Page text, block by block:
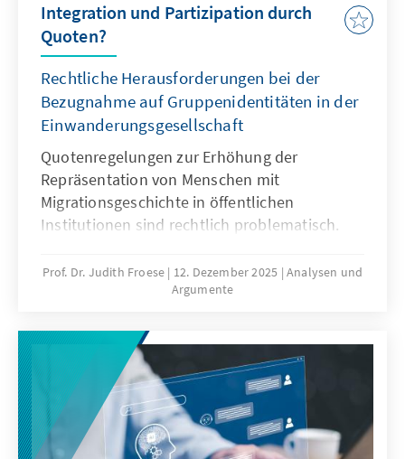
Integration und Partizipation durch
Quoten?
Rechtliche Herausforderungen bei der
Bezugnahme auf Gruppenidentitäten in der
Einwanderungsgesellschaft
Quotenregelungen zur Erhöhung der
Repräsentation von Menschen mit
Migrationsgeschichte in öffentlichen
Institutionen sind rechtlich problematisch.
nach Herkunft. Für Quoten zugunsten von
Menschen mit Migrationsgeschichte fehlt eine
zeigt: Sonderregelungen für neu
eingewanderte Menschen sind nur zu Beginn
sinnvoll. Später besteht die herausfordernde
Aufgabe der Abgrenzung der Gruppe.
Prof. Dr. Judith Froese 12. Dezember 2025 Analysen und
Argumente